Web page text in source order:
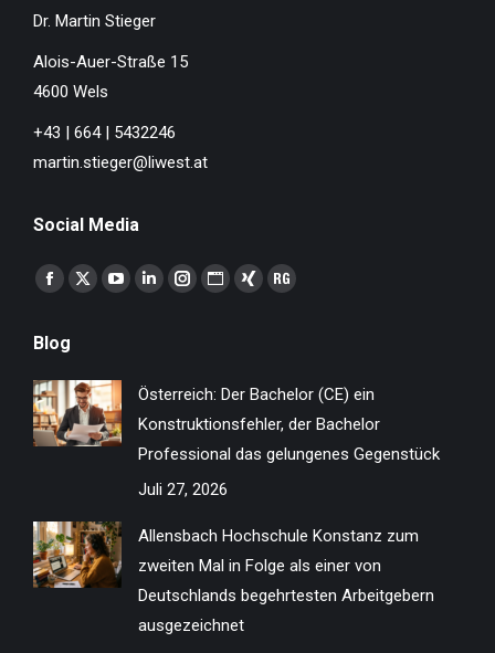
Dr. Martin Stieger
Alois-Auer-Straße 15
4600 Wels
+43 | 664 | 5432246
martin.stieger@liwest.at
Social Media
Finden Sie uns auf:
Facebook
opens
in
new
window
X
in
new
window
YouTube
in
new
window
Linkedin
new
window
Instagram
new
window
Website
new
window
XING
new
window
ResearchGate
new
window
Blog
Österreich: Der Bachelor (CE) ein
Konstruktionsfehler, der Bachelor
Professional das gelungenes Gegenstück
Juli 27, 2026
Allensbach Hochschule Konstanz zum
zweiten Mal in Folge als einer von
Deutschlands begehrtesten Arbeitgebern
ausgezeichnet